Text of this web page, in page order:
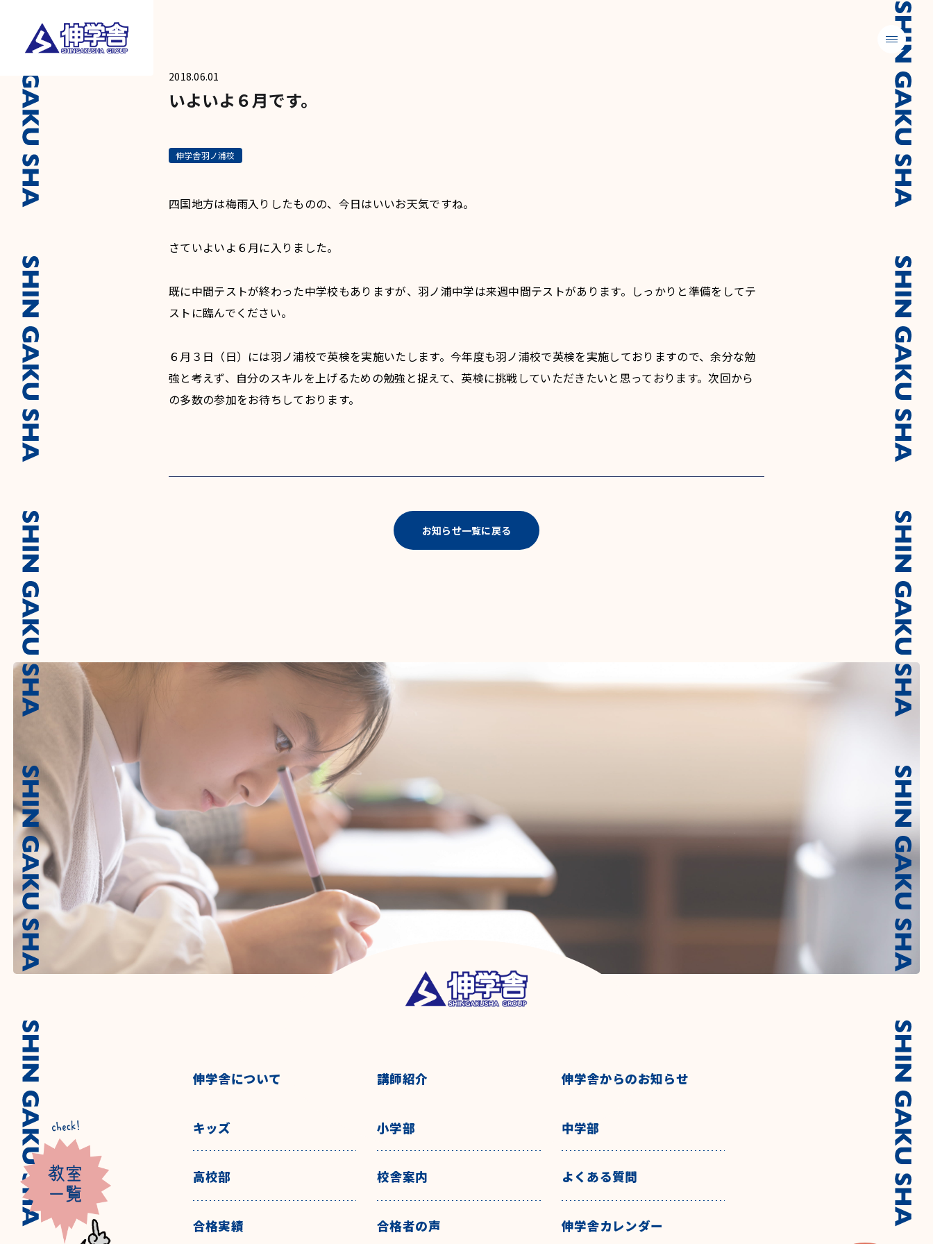
メニュー
2018.06.01
いよいよ６月です。
伸学舎羽ノ浦校
四国地方は梅雨入りしたものの、今日はいいお天気ですね。
さていよいよ６月に入りました。
既に中間テストが終わった中学校もありますが、羽ノ浦中学は来週中間テストがあります。しっかりと準備をしてテ
ストに臨んでください。
６月３日（日）には羽ノ浦校で英検を実施いたします。今年度も羽ノ浦校で英検を実施しておりますので、余分な勉
強と考えず、自分のスキルを上げるための勉強と捉えて、英検に挑戦していただきたいと思っております。次回から
の多数の参加をお待ちしております。
お知らせ一覧に戻る
伸学舎について 講師紹介 伸学舎からのお知らせ
キッズ 小学部 中学部
高校部 校舎案内 よくある質問
合格実績 合格者の声 伸学舎カレンダー